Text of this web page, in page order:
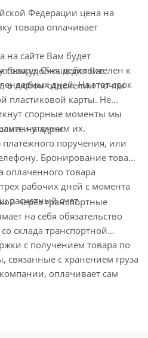
Федерации цена на
товара оплачивает
на сайте Вам будет
товара. Счет действителен к
дней. На этот срок
удобным для Вас
в любом отделении почты
пластиковой карты. Не
спорные моменты мы
и уточним их.
на адрес
поручения, или
Бронирование товара
оплаченного товара
рабочих дней с момента
расчетный счет.
через транспортные
на себя обязательство
склада транспортной
с получением товара по
связанные с хранением груза
оплачивает сам